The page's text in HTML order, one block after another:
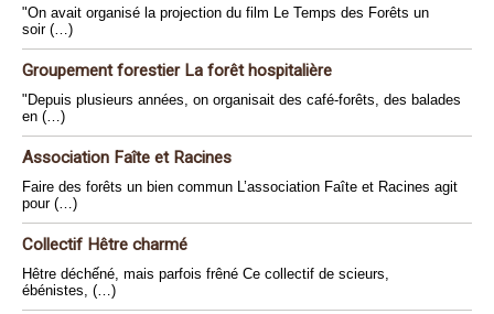
"On avait organisé la projection du film Le Temps des Forêts un
soir (…)
Groupement forestier La forêt hospitalière
"Depuis plusieurs années, on organisait des café-forêts, des balades
en (…)
Association Faîte et Racines
Faire des forêts un bien commun L’association Faîte et Racines agit
pour (…)
Collectif Hêtre charmé
Hêtre déchếné, mais parfois frêné Ce collectif de scieurs,
ébénistes, (…)